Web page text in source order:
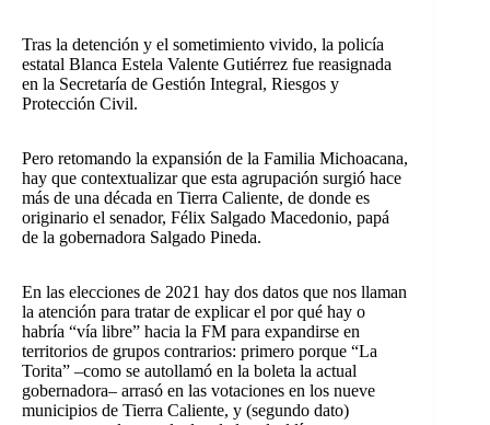
Tras la detención y el sometimiento vivido, la policía
estatal Blanca Estela Valente Gutiérrez fue reasignada
en la Secretaría de Gestión Integral, Riesgos y
Protección Civil.
Pero retomando la expansión de la Familia Michoacana,
hay que contextualizar que esta agrupación surgió hace
más de una década en Tierra Caliente, de donde es
originario el senador, Félix Salgado Macedonio, papá
de la gobernadora Salgado Pineda.
En las elecciones de 2021 hay dos datos que nos llaman
la atención para tratar de explicar el por qué hay o
habría “vía libre” hacia la FM para expandirse en
territorios de grupos contrarios: primero porque “La
Torita” –como se autollamó en la boleta la actual
gobernadora– arrasó en las votaciones en los nueve
municipios de Tierra Caliente, y (segundo dato)